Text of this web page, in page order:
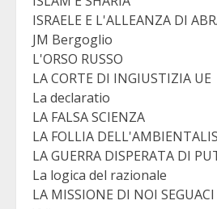
ISRAELE E L'ALLEANZA DI
JM Bergoglio
L'ORSO RUSSO
LA CORTE DI INGIUSTIZIA UE
La declaratio
LA FALSA SCIENZA
LA FOLLIA
LA GUERRA DISPERATA DI
La logica del razionale
LA MISSIONE DI NOI